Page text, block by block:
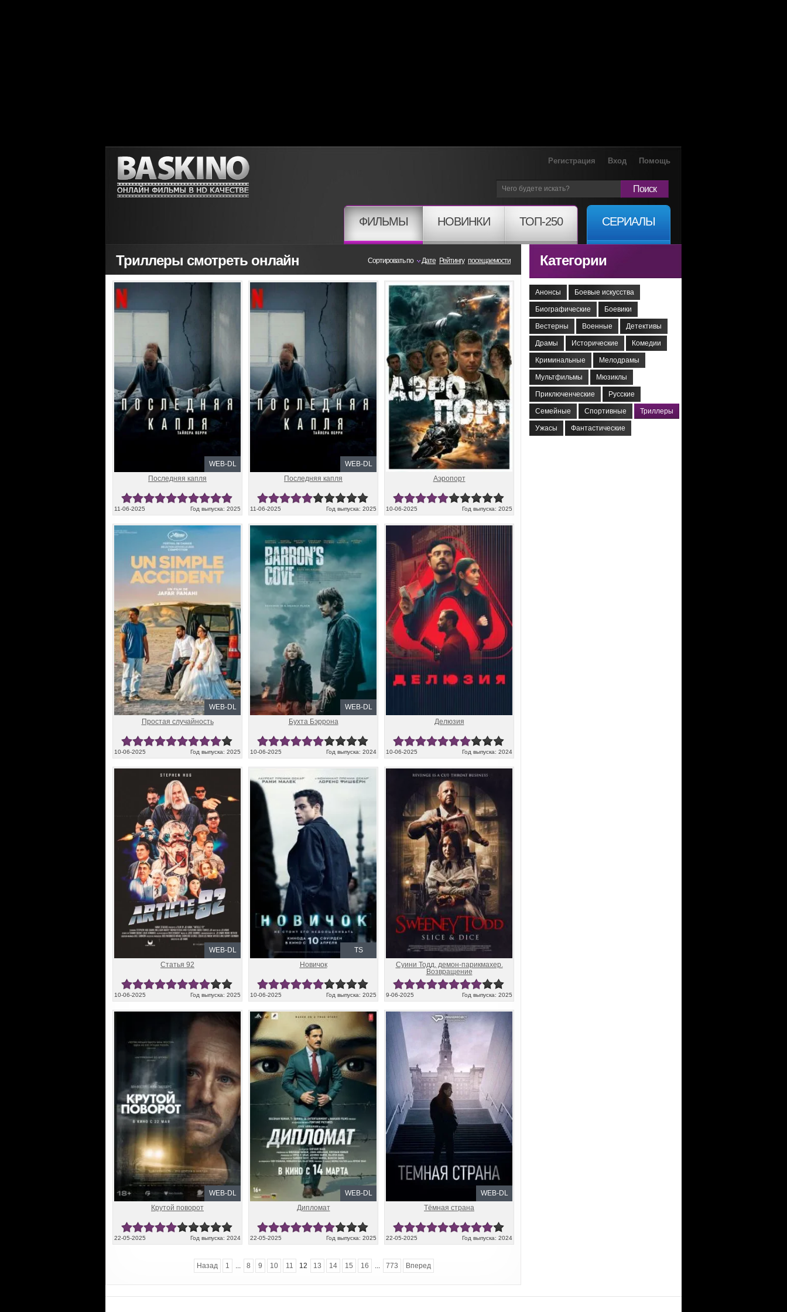
Регистрация Вход Помощь
Поиск
ФИЛЬМЫ НОВИНКИ ТОП-250 СЕРИАЛЫ
Триллеры смотреть онлайн Сортировать по Дате Рейтингу посещаемости
WEB-DL
Последняя капля
11-06-2025 Год выпуска: 2025
WEB-DL
Последняя капля
11-06-2025 Год выпуска: 2025
Аэропорт
10-06-2025 Год выпуска: 2025
WEB-DL
Простая случайность
10-06-2025 Год выпуска: 2025
WEB-DL
Бухта Бэррона
10-06-2025 Год выпуска: 2024
Делюзия
10-06-2025 Год выпуска: 2024
WEB-DL
Статья 92
10-06-2025 Год выпуска: 2025
TS
Новичок
10-06-2025 Год выпуска: 2025
Суини Тодд, демон-парикмахер.
Возвращение
9-06-2025 Год выпуска: 2025
WEB-DL
Крутой поворот
22-05-2025 Год выпуска: 2024
WEB-DL
Дипломат
22-05-2025 Год выпуска: 2025
WEB-DL
Тёмная страна
22-05-2025 Год выпуска: 2024
Назад 1 ... 8 9 10 11 12 13 14 15 16 ... 773 Вперед
Категории
Анонсы Боевые искусства
Биографические Боевики
Вестерны Военные Детективы
Драмы Исторические Комедии
Криминальные Мелодрамы
Мультфильмы Мюзиклы
Приключенческие Русские
Семейные Спортивные Триллеры
Ужасы Фантастические